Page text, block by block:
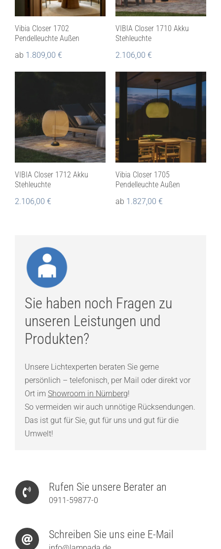
Vibia Closer 1702
Pendelleuchte Außen
ab 1.809,00 €
VIBIA Closer 1710 Akku
Stehleuchte
2.106,00 €
VIBIA Closer 1712 Akku
Stehleuchte
2.106,00 €
Vibia Closer 1705
Pendelleuchte Außen
ab 1.827,00 €
Sie haben noch Fragen zu
unseren Leistungen und
Produkten?
Unsere Lichtexperten beraten Sie gerne
persönlich – telefonisch, per Mail oder direkt vor
Ort im Showroom in Nürnberg!
So vermeiden wir auch unnötige Rücksendungen.
Das ist gut für Sie, gut für uns und gut für die
Umwelt!
Rufen Sie unsere Berater an
0911-59877-0
Schreiben Sie uns eine E-Mail